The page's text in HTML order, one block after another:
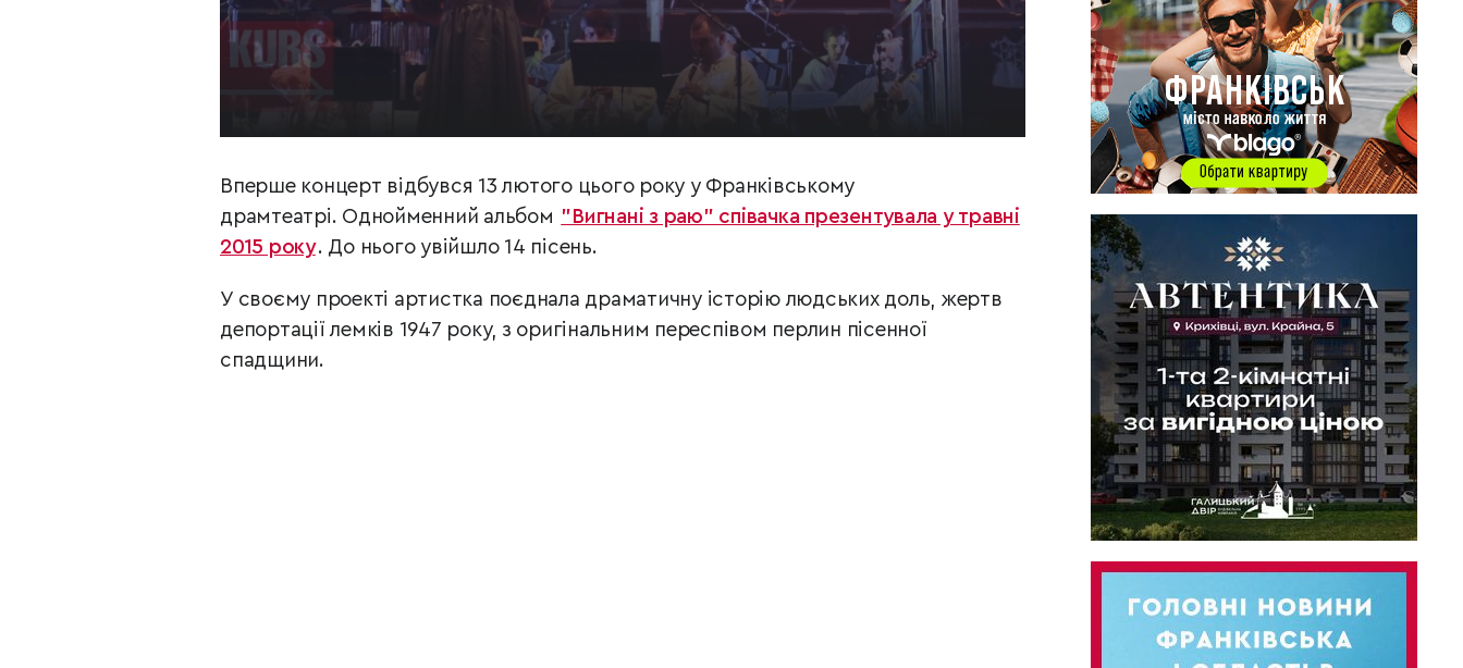
Вперше концерт відбувся 13 лютого цього року у Франківському
драмтеатрі. Однойменний альбом "Вигнані з раю" співачка презентувала у травні
2015 року. До нього увійшло 14 пісень.
У своєму проекті артистка поєднала драматичну історію людських доль, жертв
депортації лемків 1947 року, з оригінальним переспівом перлин пісенної
спадщини.